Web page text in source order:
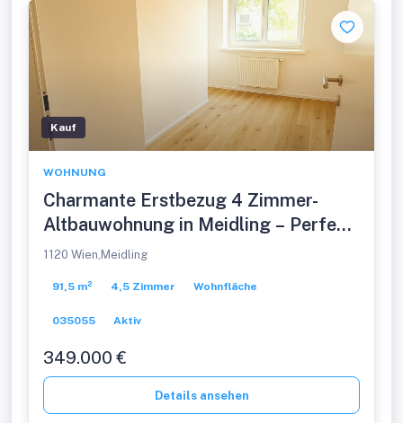
Kauf
WOHNUNG
Charmante Erstbezug 4 Zimmer-
Altbauwohnung in Meidling – Perfekt
für Wohnen oder als Anlage
1120 Wien,Meidling
91,5 m² 4,5 Zimmer Wohnfläche
035055 Aktiv
349.000 €
Details ansehen